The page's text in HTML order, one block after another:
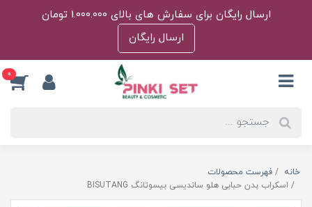
ارسال رایگان برای سفارش های بالای 1.000.000 تومان
ارسال رایگان
0
خانه
فهرست محصولات
اسکراب بدن حبابی هلو ساندیسی بیسوتانگ BISUTANG